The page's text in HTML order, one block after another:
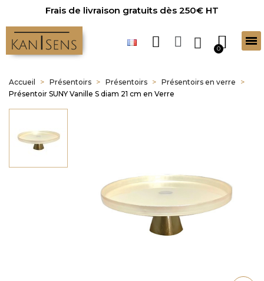
Frais de livraison gratuits dès 250€ HT
Accueil Présentoirs Présentoirs
Présentoirs en verre
Présentoir SUNY Vanille S diam 21 cm en Verre